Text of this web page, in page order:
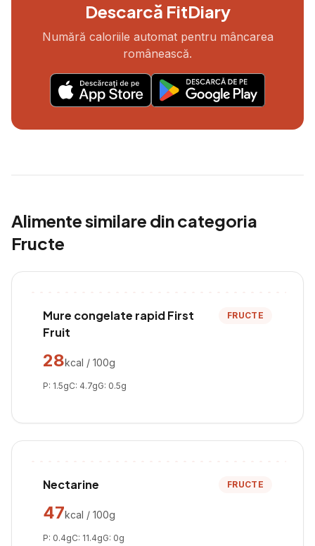
Descarcă FitDiary
Numără caloriile automat pentru mâncarea
românească.
Alimente similare din categoria
Fructe
Mure congelate rapid First
Fruit
FRUCTE
28kcal / 100g
P: 1.5gC: 4.7gG: 0.5g
Nectarine FRUCTE
47kcal / 100g
P: 0.4gC: 11.4gG: 0g